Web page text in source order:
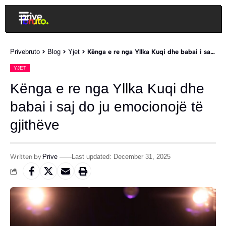
Privebruto > Blog > Yjet > Kënga e re nga Yllka Kuqi dhe babai i saj do ju emocionojë të gjithëve
YJET
Kënga e re nga Yllka Kuqi dhe
babai i saj do ju emocionojë të
gjithëve
Written by:Prive Last updated: December 31, 2025